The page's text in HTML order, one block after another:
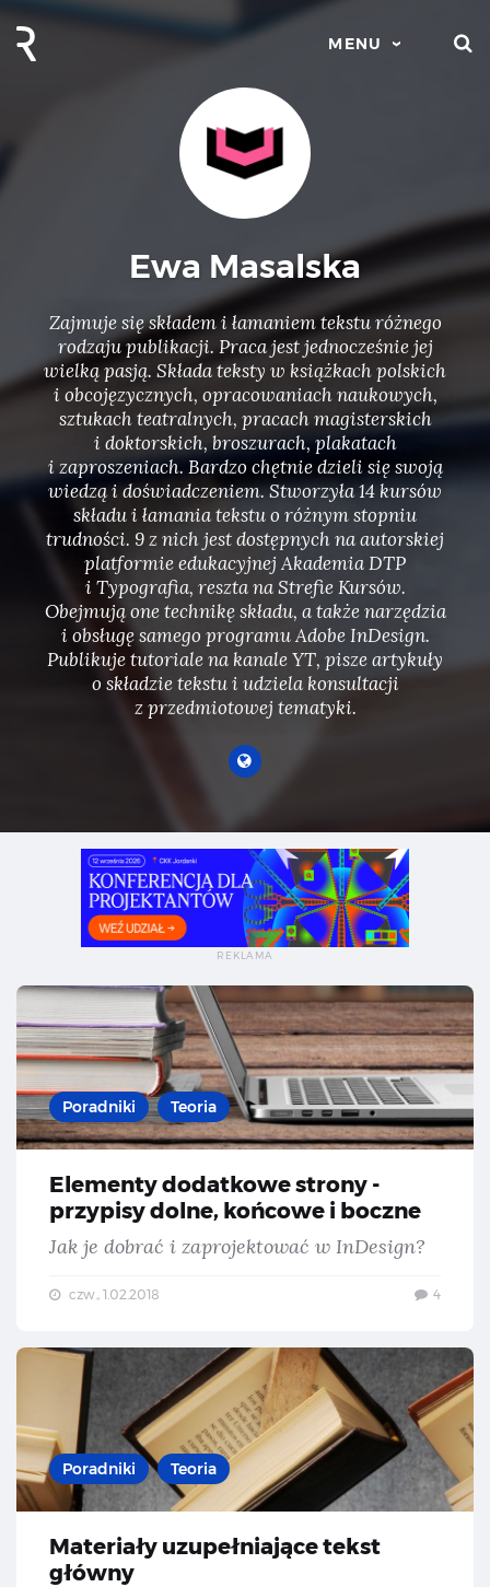
MENU
Ewa Masalska
Zajmuje się składem i łamaniem tekstu różnego
rodzaju publikacji. Praca jest jednocześnie jej
wielką pasją. Składa teksty w książkach polskich
i obcojęzycznych, opracowaniach naukowych,
sztukach teatralnych, pracach magisterskich
i doktorskich, broszurach, plakatach
i zaproszeniach. Bardzo chętnie dzieli się swoją
wiedzą i doświadczeniem. Stworzyła 14 kursów
składu i łamania tekstu o różnym stopniu
trudności. 9 z nich jest dostępnych na autorskiej
platformie edukacyjnej Akademia DTP
i Typografia, reszta na Strefie Kursów.
Obejmują one technikę składu, a także narzędzia
i obsługę samego programu Adobe InDesign.
Publikuje tutoriale na kanale YT, pisze artykuły
o składzie tekstu i udziela konsultacji
z przedmiotowej tematyki.
Poradniki Teoria
Elementy dodatkowe strony -
przypisy dolne, końcowe i boczne
Jak je dobrać i zaprojektować w InDesign?
czw., 1.02.2018 4
Poradniki Teoria
Materiały uzupełniające tekst
główny